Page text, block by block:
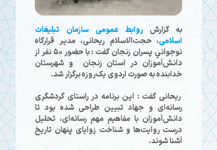
به گزارش روابط عمومی سازمان تبلیغات
اسلامی، حجت‌الاسلام ریحانی، مدير قرارگاه
نوجواني پسران زنجان گفت : با حضور ۵۰ نفر از
دانش‌آموزان در استان زنجان و شهرستان
خدابنده به‌ صورت اردوی یک‌روزه برگزار شد.
ریحانی گفت : این برنامه در راستای گردشگری
رسانه‌ای و جهاد تبیین طراحی شده بود تا
دانش‌آموزان با مفاهیم مهم رسانه‌ای، تحلیل
درست روایت‌ها و شناخت زوایای پنهان تاریخ
آشنا شوند.